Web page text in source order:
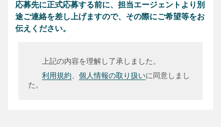
応募先に正式応募する前に、担当エージェントより別
途ご連絡を差し上げますので、その際にご希望等をお
伝えください。
上記の内容を理解し了承しました。
利用規約
個人情報の取り扱いに同意しまし
た。